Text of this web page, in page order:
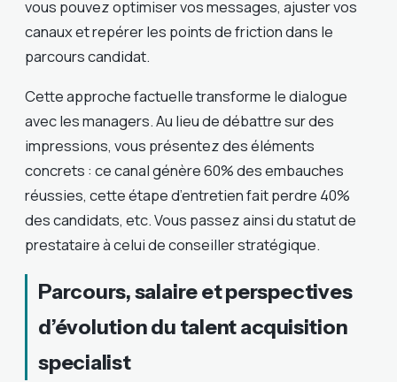
vous pouvez optimiser vos messages, ajuster vos
canaux et repérer les points de friction dans le
parcours candidat.
Cette approche factuelle transforme le dialogue
avec les managers. Au lieu de débattre sur des
impressions, vous présentez des éléments
concrets : ce canal génère 60% des embauches
réussies, cette étape d’entretien fait perdre 40%
des candidats, etc. Vous passez ainsi du statut de
prestataire à celui de conseiller stratégique.
Parcours, salaire et perspectives
d’évolution du talent acquisition
specialist